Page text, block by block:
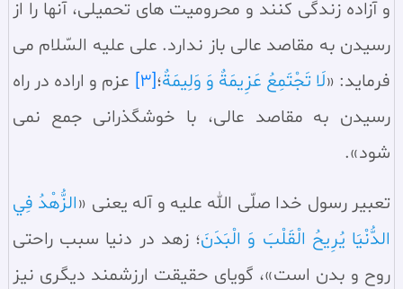
و آزاده زندگى كنند و محروميت هاى تحميلى، آنها را از
رسيدن به مقاصد عالى باز ندارد. على عليه السّلام مى
فرمايد: «لَا تَجْتَمِعُ عَزِيمَةٌ وَ وَلِيمَةٌ؛[3] عزم و اراده در راه
رسيدن به مقاصد عالى، با خوشگذرانى جمع نمى
شود».
تعبير رسول خدا صلّى الله عليه و آله یعنی «الزُّهْدُ فِي
الدُّنْيَا يُرِيحُ الْقَلْبَ وَ الْبَدَنَ‏؛ زهد در دنيا سبب راحتى
روح و بدن است»، گوياى حقيقت ارزشمند ديگری نيز